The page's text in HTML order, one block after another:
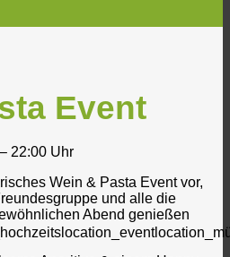
Event
22:00 Uhr
Wein & Pasta Event vor,
und alle die
Abend genießen